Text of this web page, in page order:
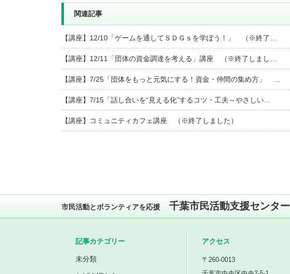
関連記事
【講座】12/10「ゲームを通してＳＤＧｓを学ぼう！」 （※終了…
【講座】12/11「団体の資金調達を考える」講座 （※終了しまし…
【講座】7/25「団体をもっと元気にする！資金・仲間の集め方」 …
【講座】7/15「話し合いを“見える化”するコツ・工夫～やさしい…
【講座】コミュニティカフェ講座 （※終了しました）
市民活動とボランティアを応援 千葉市民活動支援センター
記事カテゴリー
未分類
アクセス
〒260-0013